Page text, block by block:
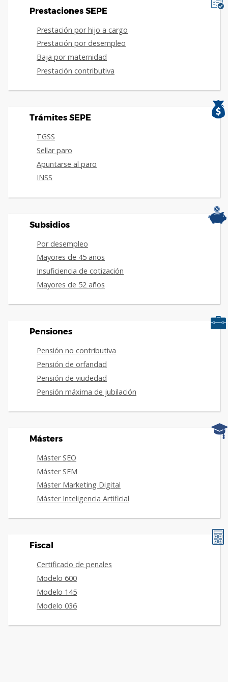
Prestaciones SEPE
Prestación por hijo a cargo
Prestación por desempleo
Baja por maternidad
Prestación contributiva
Trámites SEPE
TGSS
Sellar paro
Apuntarse al paro
INSS
Subsidios
Por desempleo
Mayores de 45 años
Insuficiencia de cotización
Mayores de 52 años
Pensiones
Pensión no contributiva
Pensión de orfandad
Pensión de viudedad
Pensión máxima de jubilación
Másters
Máster SEO
Máster SEM
Máster Marketing Digital
Máster Inteligencia Artificial
Fiscal
Certificado de penales
Modelo 600
Modelo 145
Modelo 036